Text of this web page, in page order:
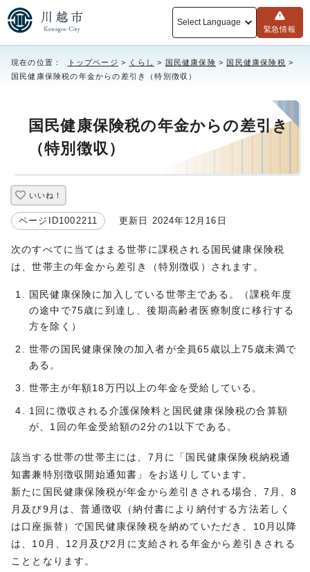
Select Language
緊急情報
現在の位置： トップページ > くらし > 国民健康保険 > 国民健康保険税 >
国民健康保険税の年金からの差引き（特別徴収）
国民健康保険税の年金からの差引き
（特別徴収）
いいね！
ページID1002211 更新日 2024年12月16日
次のすべてに当てはまる世帯に課税される国民健康保険税
は、世帯主の年金から差引き（特別徴収）されます。
国民健康保険に加入している世帯主である。（課税年度
の途中で75歳に到達し、後期高齢者医療制度に移行する
方を除く）
世帯の国民健康保険の加入者が全員65歳以上75歳未満で
ある。
世帯主が年額18万円以上の年金を受給している。
1回に徴収される介護保険料と国民健康保険税の合算額
が、1回の年金受給額の2分の1以下である。
該当する世帯の世帯主には、7月に「国民健康保険税納税通
知書兼特別徴収開始通知書」をお送りしています。
新たに国民健康保険税が年金から差引きされる場合、7月、8
月及び9月は、普通徴収（納付書により納付する方法若しく
は口座振替）で国民健康保険税を納めていただき、10月以降
は、10月、12月及び2月に支給される年金から差引きされる
こととなります。